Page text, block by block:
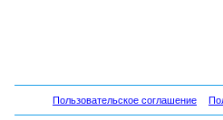
Пользовательское соглашение